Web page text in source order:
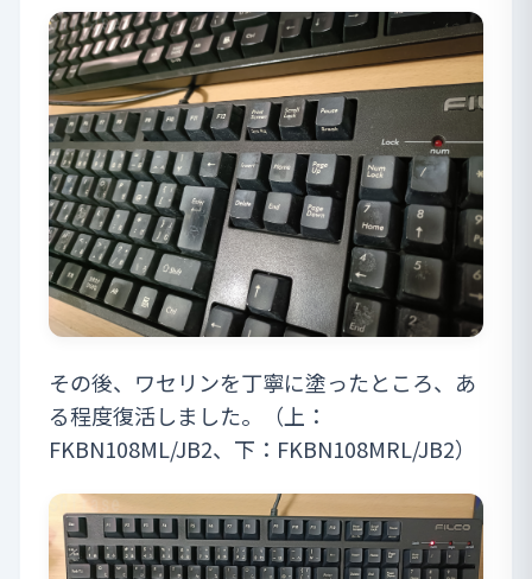
その後、ワセリンを丁寧に塗ったところ、あ
る程度復活しました。（上：
FKBN108ML/JB2、下：FKBN108MRL/JB2）